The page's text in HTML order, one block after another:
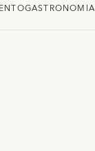
GASTRONOMIA